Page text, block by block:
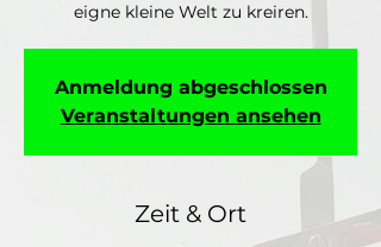
eigne kleine Welt zu kreiren.
Anmeldung abgeschlossen
Veranstaltungen ansehen
Zeit & Ort